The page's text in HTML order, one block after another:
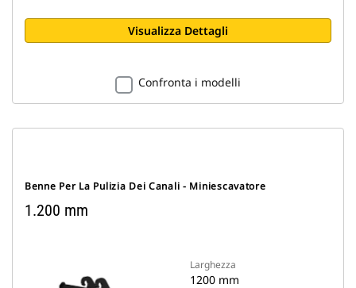
Visualizza Dettagli
Confronta i modelli
Benne Per La Pulizia Dei Canali - Miniescavatore
1.200 mm
Larghezza
1200 mm